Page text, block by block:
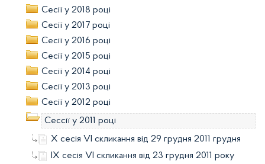
Сесії у 2018 році
Сесії у 2017 році
Сесії у 2016 році
Сесії у 2015 році
Сесії у 2014 році
Сесії у 2013 році
Сесії у 2012 році
Сессії у 2011 році
X сесія VI скликання від 29 грудня 2011 грудня
IX сесія VI скликання від 23 грудня 2011 року